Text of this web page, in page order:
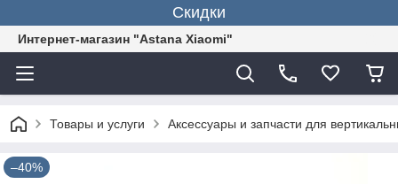
Скидки
Интернет-магазин "Astana Xiaomi"
Товары и услуги Аксессуары и запчасти для
–40%